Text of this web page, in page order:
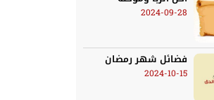
2024-09-28
فضائل شهر رمضان
2024-10-15